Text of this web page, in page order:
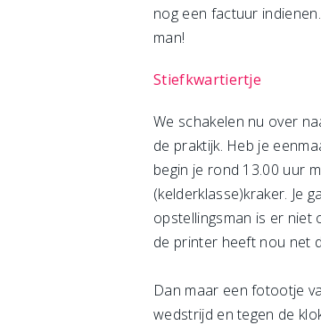
nog een factuur
man!
Stiefkwartiertje
We schakelen nu over
de praktijk. Heb je
begin je rond 13.00 uur
(kelderklasse)kraker. Je
opstellingsman is er niet
de printer heeft nou net
Dan maar een fotootje
wedstrijd en tegen de